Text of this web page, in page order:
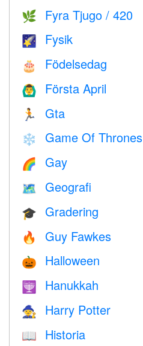
🌿 Fyra Tjugo / 420
🌠 Fysik
🎂 Födelsedag
🙆‍♂️ Första April
🏃 Gta
❄️ Game Of Thrones
🌈 Gay
🗺 Geografi
🎓 Gradering
🔥 Guy Fawkes
🎃 Halloween
🕎 Hanukkah
🧙 Harry Potter
📖 Historia